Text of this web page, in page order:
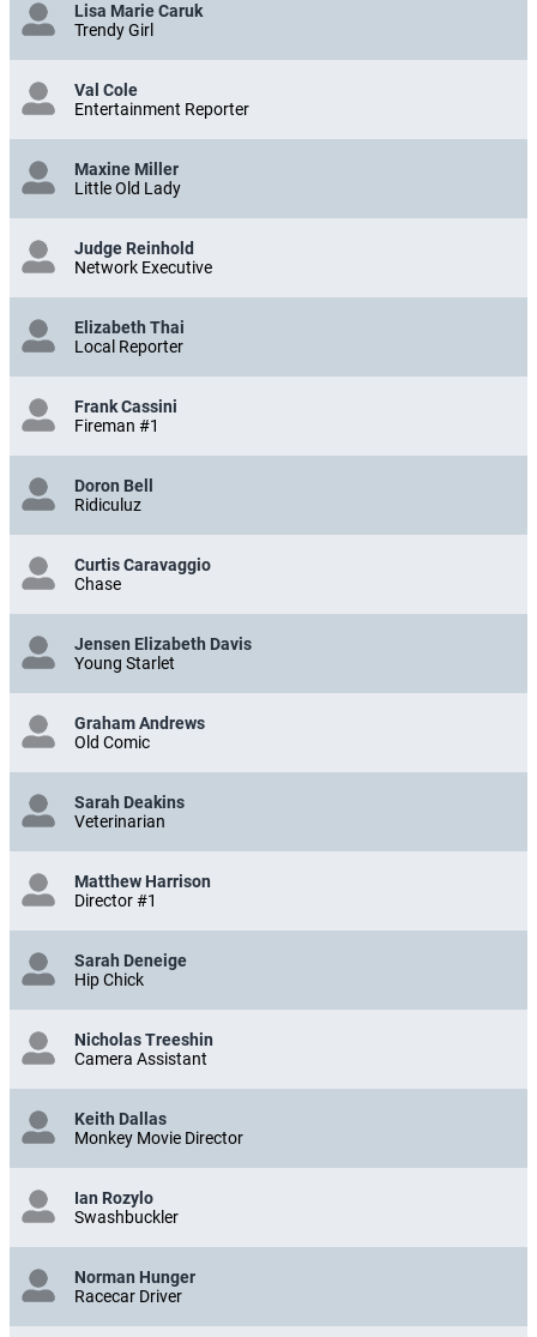
Lisa Marie Caruk
Trendy Girl
Val Cole
Entertainment Reporter
Maxine Miller
Little Old Lady
Judge Reinhold
Network Executive
Elizabeth Thai
Local Reporter
Frank Cassini
Fireman #1
Doron Bell
Ridiculuz
Curtis Caravaggio
Chase
Jensen Elizabeth Davis
Young Starlet
Graham Andrews
Old Comic
Sarah Deakins
Veterinarian
Matthew Harrison
Director #1
Sarah Deneige
Hip Chick
Nicholas Treeshin
Camera Assistant
Keith Dallas
Monkey Movie Director
Ian Rozylo
Swashbuckler
Norman Hunger
Racecar Driver